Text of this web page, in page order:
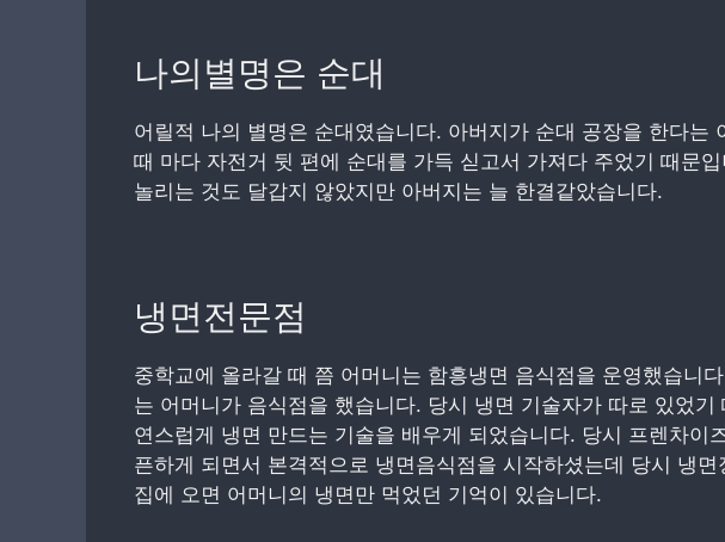
나의별명은 순대
어릴적 나의 별명은 순대였습니다. 아버지가 순대 공장을 한다
때 마다 자전거 뒷 편에 순대를 가득 싣고서 가져다 주었기 때문
놀리는 것도 달갑지 않았지만 아버지는 늘 한결같았습니다.
냉면전문점
중학교에 올라갈 때 쯤 어머니는 함흥냉면 음식점을 운영했습니
는 어머니가 음식점을 했습니다. 당시 냉면 기술자가 따로 있었
연스럽게 냉면 만드는 기술을 배우게 되었습니다. 당시 프렌차
픈하게 되면서 본격적으로 냉면음식점을 시작하셨는데 당시 냉
집에 오면 어머니의 냉면만 먹었던 기억이 있습니다.